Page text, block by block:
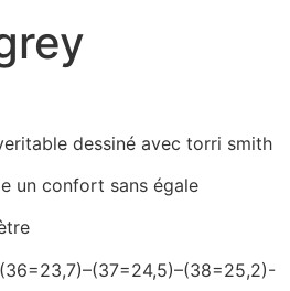
dessiné avec torri smith
un confort sans égale